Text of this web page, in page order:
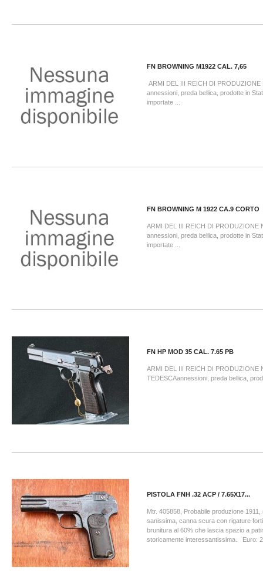
FN BROWNING M1922 CAL. 7,65
ARMI DEL III REICH DI PRODUZIONE
annessioni, preda bellica, prodotte in
importate ...
FN BROWNING M 1922 CA.9 CORTO
ARMI DEL III REICH DI PRODUZIONE
annessioni, preda bellica, prodotte in
importate ...
FN HP MOD 35 CAL. 7.65 PB
ARMI DEL III REICH DI PRODUZIONE
TEDESCAannessioni, preda bellica,
PISTOLA FNH .32 ACP / 7.65X17...
Mtr. 405858, Probabile produzione
sanissima, canna scura con rigature
brunitura al 60% che lascia spazio a
storicamente interessantissima. Euro: